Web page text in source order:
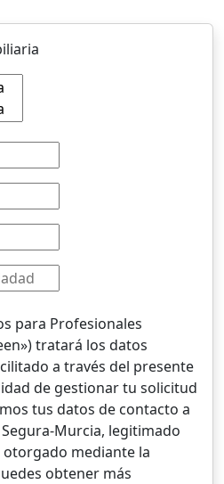
para Profesionales
tratará los datos
a través del presente
de gestionar tu solicitud
tus datos de contacto a
Murcia, legitimado
mediante la
obtener más